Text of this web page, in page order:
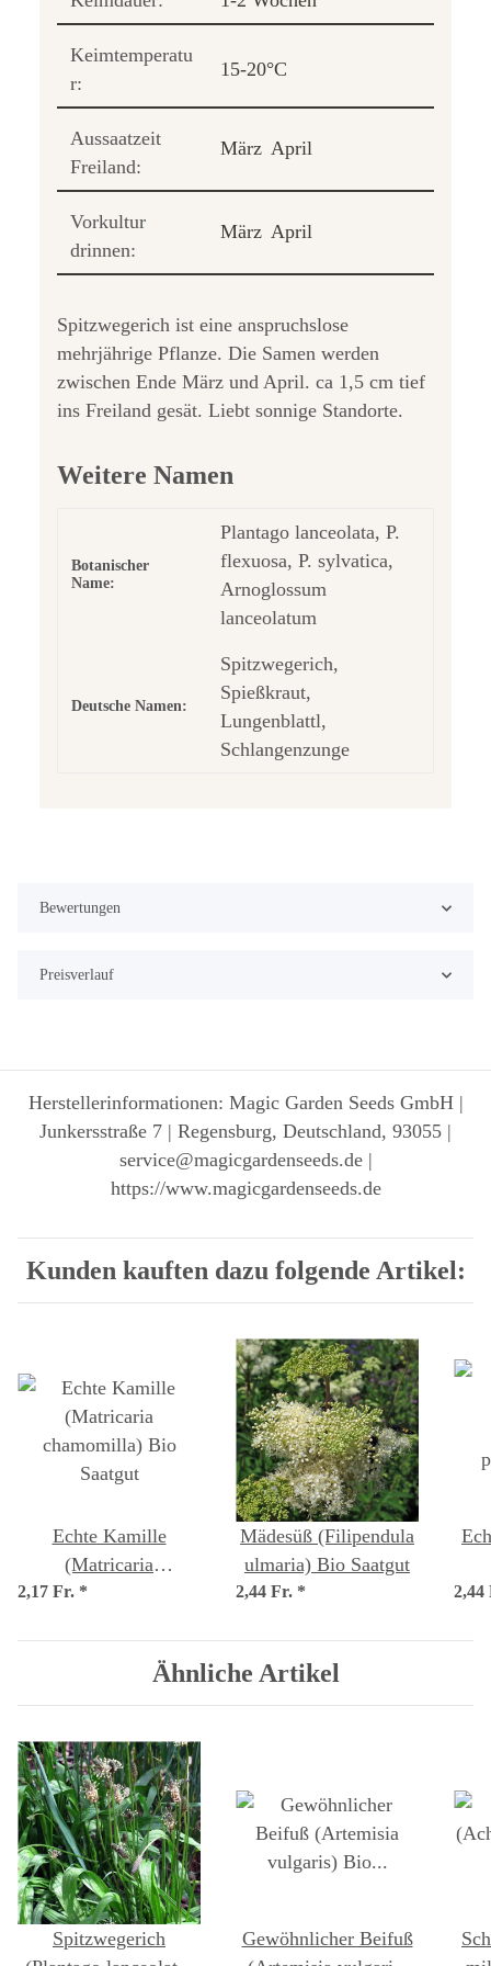
Keimtemperatu
r:
15-20°C
Aussaatzeit
Freiland:
März April
Vorkultur
drinnen:
März April
Spitzwegerich ist eine anspruchslose
mehrjährige Pflanze. Die Samen werden
zwischen Ende März und April. ca 1,5 cm tief
ins Freiland gesät. Liebt sonnige Standorte.
Weitere Namen
Botanischer
Name:
Plantago lanceolata, P.
flexuosa, P. sylvatica,
Arnoglossum
lanceolatum
Deutsche Namen:
Spitzwegerich,
Spießkraut,
Lungenblattl,
Schlangenzunge
Bewertungen
Preisverlauf
Herstellerinformationen: Magic Garden Seeds GmbH |
Junkersstraße 7 | Regensburg, Deutschland, 93055 |
service@magicgardenseeds.de |
https://www.magicgardenseeds.de
Kunden kauften dazu folgende Artikel:
Echte Kamille
(Matricaria
chamomilla) Bio
2,17 Fr. *
Mädesüß (Filipendula
ulmaria) Bio Saatgut
2,44 Fr. *
Ähnliche Artikel
Spitzwegerich
Gewöhnlicher Beifuß